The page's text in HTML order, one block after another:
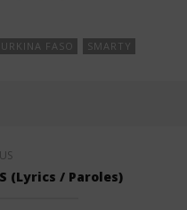
FASO SMARTY
(Lyrics / Paroles)